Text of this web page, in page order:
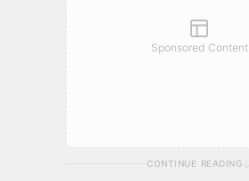
Sponsored Content
CONTINUE READING